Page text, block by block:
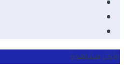
الأكثر مشاهدة